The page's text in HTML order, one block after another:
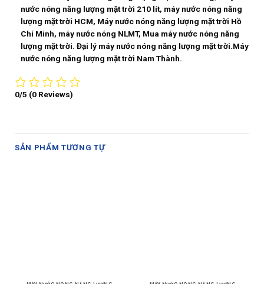
nước nóng năng lượng mặt trời 210 lít, máy nước nóng năng
lượng mặt trời HCM, Máy nước nóng năng lượng mặt trời Hồ
Chí Minh, máy nước nóng NLMT, Mua máy nước nóng năng
lượng mặt trời. Đại lý máy nước nóng năng lượng mặt trời.Máy
nước nóng năng lượng mặt trời Nam Thành.
0/5 (0 Reviews)
SẢN PHẨM TƯƠNG TỰ